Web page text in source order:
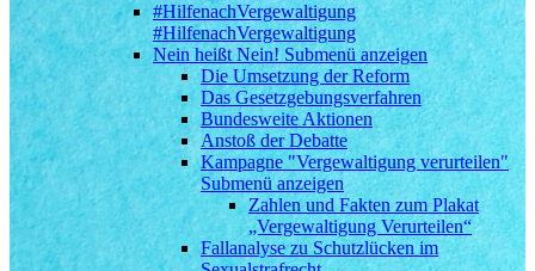
#HilfenachVergewaltigung
#HilfenachVergewaltigung
Nein heißt Nein! Submenü anzeigen
Die Umsetzung der Reform
Das Gesetzgebungsverfahren
Bundesweite Aktionen
Anstoß der Debatte
Kampagne "Vergewaltigung verurteilen"
Submenü anzeigen
Zahlen und Fakten zum Plakat
„Vergewaltigung Verurteilen“
Fallanalyse zu Schutzlücken im